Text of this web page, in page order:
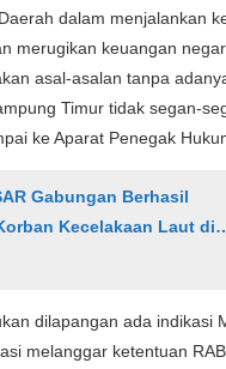
dalam menjalankan
merugikan keuangan
asal-asalan tanpa
Timur tidak segan-
ke Aparat Penegak
Gabungan Berhasil
Kecelakaan Laut di
dilapangan ada indikasi
melanggar ketentuan